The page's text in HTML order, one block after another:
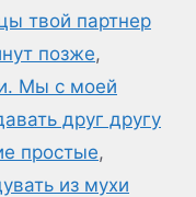
твой партнер
позже,
Мы с моей
друг другу
простые,
из мухи